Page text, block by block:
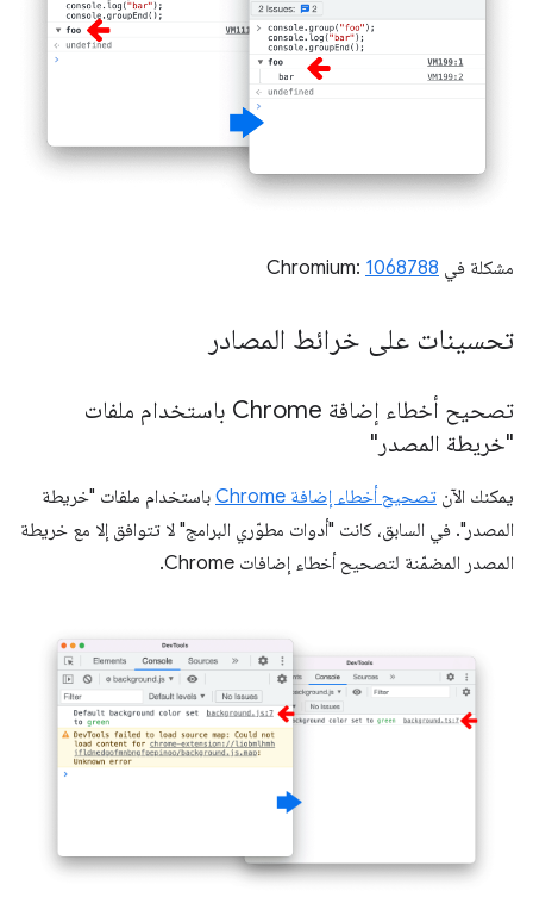
مشكلة في Chromium: 1068788
تحسينات على خرائط المصادر
تصحيح أخطاء إضافة Chrome باستخدام ملفات
"خريطة المصدر"
يمكنك الآن تصحيح أخطاء إضافة Chrome
باستخدام ملفات "خريطة
المصدر". في السابق، كانت "أدوات مطوّري البرامج" لا تتوافق إلا مع خريطة
المصدر المضمّنة لتصحيح أخطاء إضافات Chrome.